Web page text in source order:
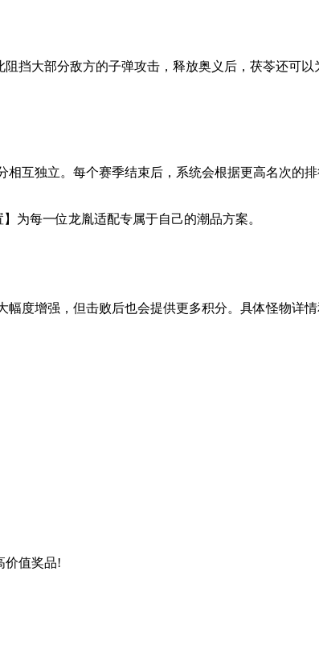
大部分敌方的子弹攻击，释放奥义后，茯苓还可以
独立。每个赛季结束后，系统会根据更高名次的
每一位龙胤适配专属于自己的潮品方案。
增强，但击败后也会提供更多积分。具体怪物详
价值奖品!